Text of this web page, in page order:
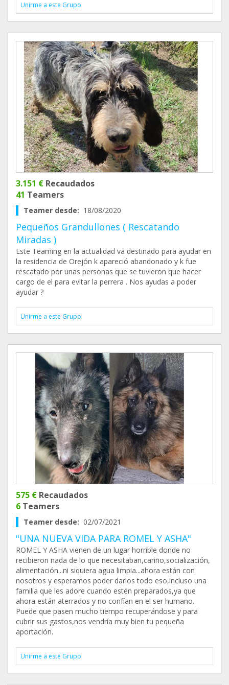
Unirme a este Grupo
3.151 € Recaudados
41 Teamers
Teamer desde: 18/08/2020
Pequeños Grandullones ( Rescatando
Miradas )
Este Teaming en la actualidad va destinado para ayudar en
la residencia de Orejón k apareció abandonado y k fue
rescatado por unas personas que se tuvieron que hacer
cargo de el para evitar la perrera . Nos ayudas a poder
ayudar ?
Unirme a este Grupo
575 € Recaudados
6 Teamers
Teamer desde: 02/07/2021
"UNA NUEVA VIDA PARA ROMEL Y ASHA"
ROMEL Y ASHA vienen de un lugar horrible donde no
recibieron nada de lo que necesitaban,cariño,socialización,
alimentación...ni siquiera agua limpia...ahora están con
nosotros y esperamos poder darlos todo eso,incluso una
familia que les adore cuando estén preparados,ya que
ahora están aterrados y no confían en el ser humano.
Puede que pasen mucho tiempo recuperándose y para
cubrir sus gastos,nos vendría muy bien tu pequeña
aportación.
Unirme a este Grupo